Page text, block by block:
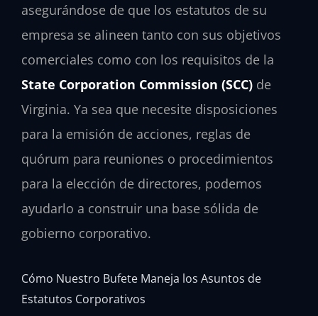
asegurándose de que los estatutos de su
empresa se alineen tanto con sus objetivos
comerciales como con los requisitos de la
State Corporation Commission (SCC) de
Virginia. Ya sea que necesite disposiciones
para la emisión de acciones, reglas de
quórum para reuniones o procedimientos
para la elección de directores, podemos
ayudarlo a construir una base sólida de
gobierno corporativo.
Cómo Nuestro Bufete Maneja los Asuntos de
Estatutos Corporativos